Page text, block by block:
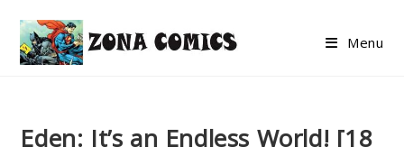
content
Menu
Eden: It’s an Endless World! [18